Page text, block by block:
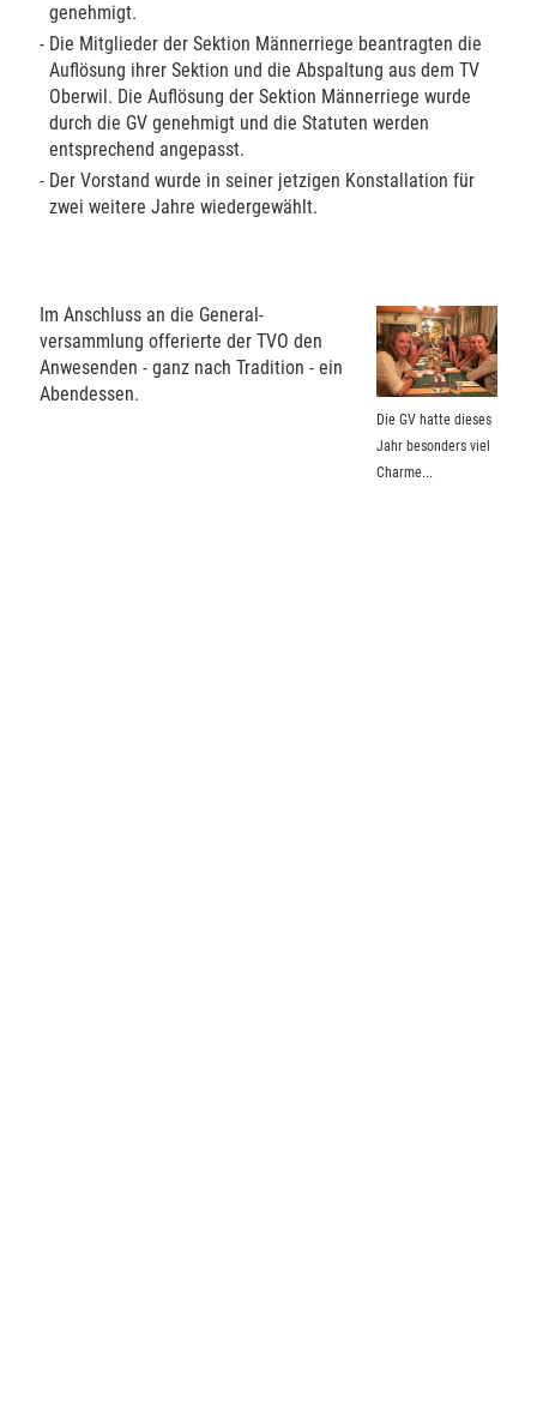
genehmigt.
- Die Mitglieder der Sektion Männerriege beantragten die
Auflösung ihrer Sektion und die Abspaltung aus dem TV
Oberwil. Die Auflösung der Sektion Männerriege wurde
durch die GV genehmigt und die Statuten werden
entsprechend angepasst.
- Der Vorstand wurde in seiner jetzigen Konstallation für
zwei weitere Jahre wiedergewählt.
Im Anschluss an die General-
versammlung offerierte der TVO den
Anwesenden - ganz nach Tradition - ein
Abendessen.
Die GV hatte dieses
Jahr besonders viel
Charme...